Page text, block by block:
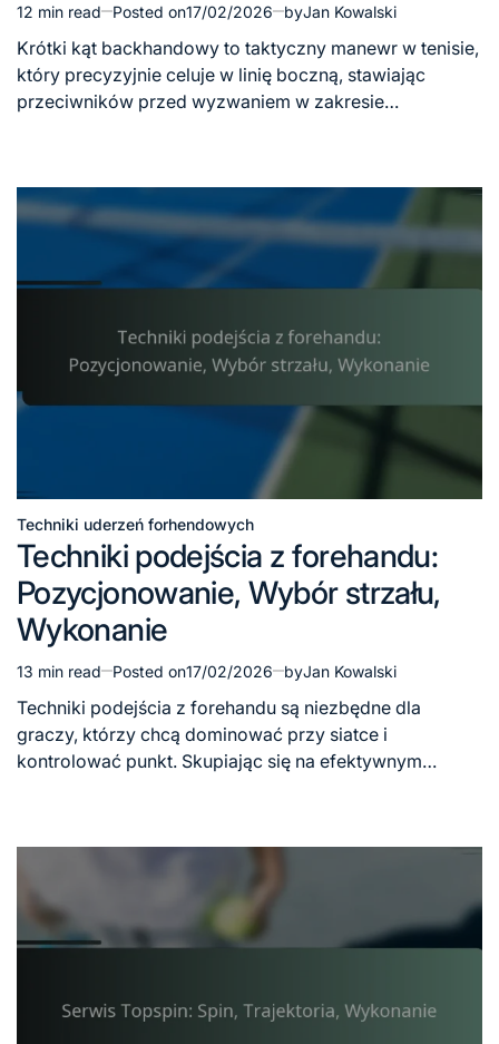
Estimated
read
time
12 min read Posted on17/02/2026 byJan Kowalski
Krótki kąt backhandowy to taktyczny manewr w tenisie,
który precyzyjnie celuje w linię boczną, stawiając
przeciwników przed wyzwaniem w zakresie…
Posted
Techniki uderzeń forhendowych
Techniki podejścia z forehandu:
Pozycjonowanie, Wybór strzału,
Wykonanie
Estimated
read
time
13 min read Posted on17/02/2026 byJan Kowalski
Techniki podejścia z forehandu są niezbędne dla
graczy, którzy chcą dominować przy siatce i
kontrolować punkt. Skupiając się na efektywnym…